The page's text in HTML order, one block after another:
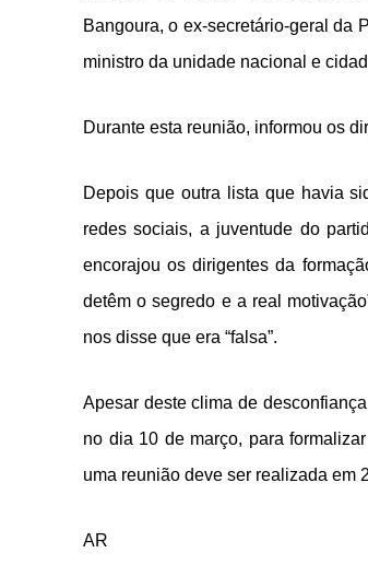
Bangoura, o ex-secretário-geral da
ministro da unidade nacional e
Durante esta reunião, informou os
Depois que outra lista que havia
redes sociais, a juventude do
encorajou os dirigentes da
detêm o segredo e a real
nos disse que era “falsa”.
Apesar deste clima de
no dia 10 de março, para
uma reunião deve ser realizada em
AR